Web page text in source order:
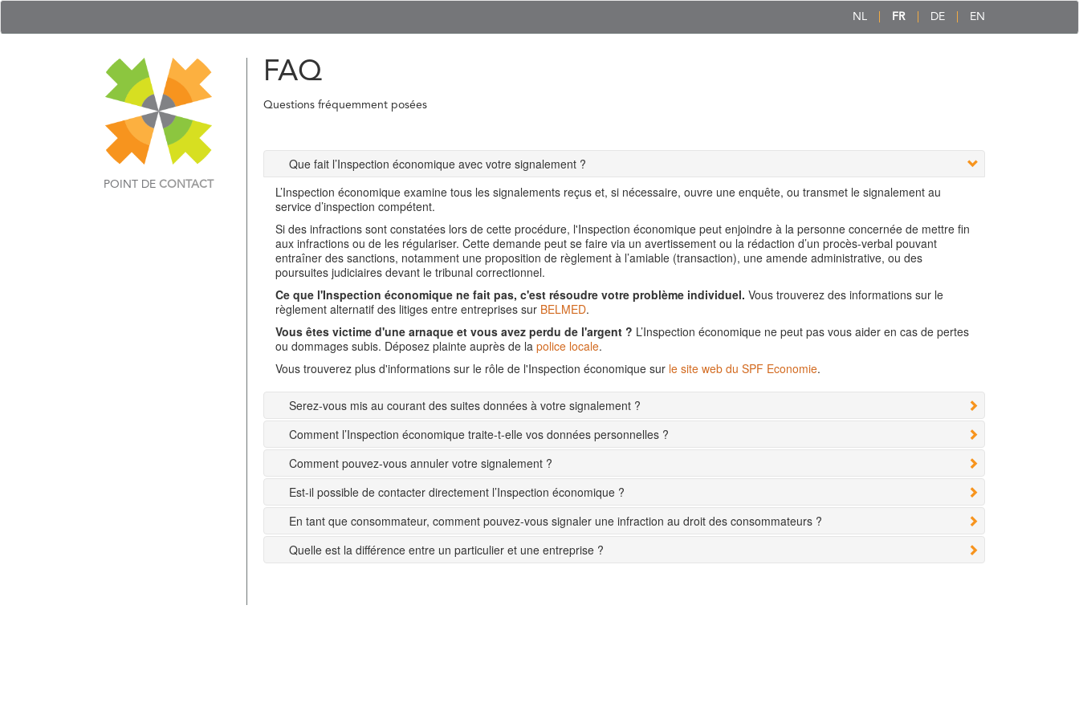
NL FR DE EN
POINT DE CONTACT
FAQ
Questions fréquemment posées
Que fait l’Inspection économique avec votre signalement ?
L’Inspection économique examine tous les signalements reçus et, si nécessaire, ouvre une enquête, ou transmet le signalement au
service d’inspection compétent.
Si des infractions sont constatées lors de cette procédure, l'Inspection économique peut enjoindre à la personne concernée de mettre fin
aux infractions ou de les régulariser. Cette demande peut se faire via un avertissement ou la rédaction d’un procès-verbal pouvant
entraîner des sanctions, notamment une proposition de règlement à l’amiable (transaction), une amende administrative, ou des
poursuites judiciaires devant le tribunal correctionnel.
Ce que l'Inspection économique ne fait pas, c'est résoudre votre problème individuel. Vous trouverez des informations sur le
règlement alternatif des litiges entre entreprises sur BELMED.
Vous êtes victime d'une arnaque et vous avez perdu de l'argent ? L’Inspection économique ne peut pas vous aider en cas de pertes
ou dommages subis. Déposez plainte auprès de la police locale.
Vous trouverez plus d'informations sur le rôle de l'Inspection économique sur le site web du SPF Economie.
Serez-vous mis au courant des suites données à votre signalement ?
Comment l’Inspection économique traite-t-elle vos données personnelles ?
Comment pouvez-vous annuler votre signalement ?
Est-il possible de contacter directement l’Inspection économique ?
En tant que consommateur, comment pouvez-vous signaler une infraction au droit des consommateurs ?
Quelle est la différence entre un particulier et une entreprise ?